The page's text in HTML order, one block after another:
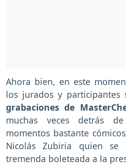
Ahora bien, en este
los jurados y participantes
grabaciones de
muchas veces detrás
momentos bastante
Nicolás Zubiria quien se
tremenda boleteada a la